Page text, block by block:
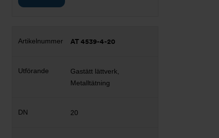
AT 4539-4-20
Gastätt lättverk,
Metalltätning
20